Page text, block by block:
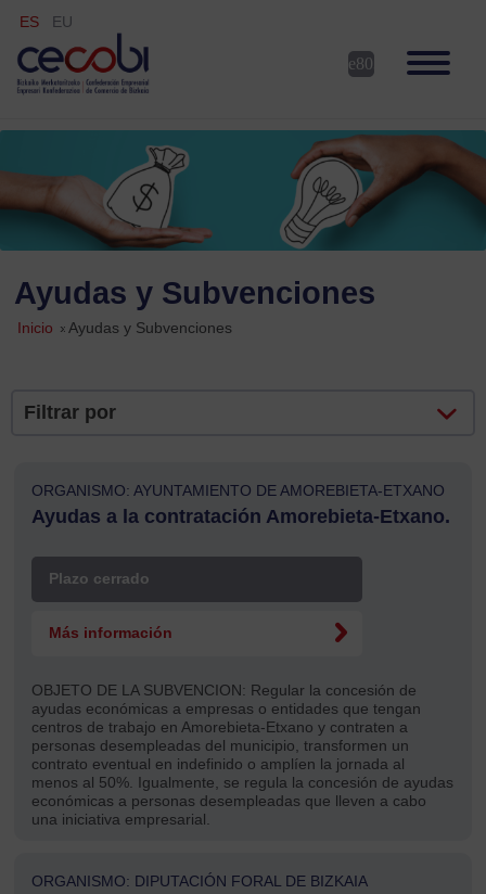
ES EU
Ayudas y Subvenciones
Inicio »Ayudas y Subvenciones
Filtrar por
ORGANISMO: AYUNTAMIENTO DE AMOREBIETA-ETXANO
Ayudas a la contratación Amorebieta-Etxano.
Plazo cerrado
Más información
OBJETO DE LA SUBVENCION: Regular la concesión de
ayudas económicas a empresas o entidades que tengan
centros de trabajo en Amorebieta-Etxano y contraten a
personas desempleadas del municipio, transformen un
contrato eventual en indefinido o amplíen la jornada al
menos al 50%. Igualmente, se regula la concesión de ayudas
económicas a personas desempleadas que lleven a cabo
una iniciativa empresarial.
ORGANISMO: DIPUTACIÓN FORAL DE BIZKAIA